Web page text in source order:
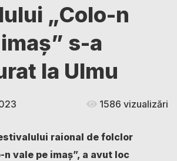
„Colo-n
s-a
la Ulmu
1586 vizualizări
raional de folclor
vale pe imaș”, a avut loc